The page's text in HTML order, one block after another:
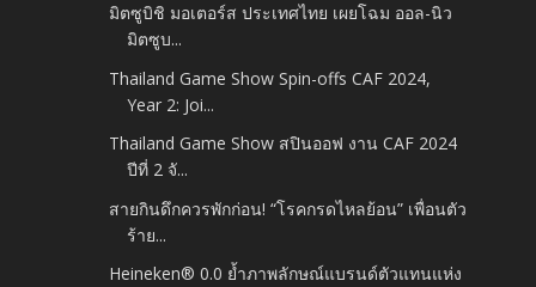
มิตซูบิชิ มอเตอร์ส ประเทศไทย เผยโฉม ออล-นิว
มิตซูบ...
Thailand Game Show Spin-offs CAF 2024,
Year 2: Joi...
Thailand Game Show สปินออฟ งาน CAF 2024
ปีที่ 2 จั...
สายกินดึกควรพักก่อน! “โรคกรดไหลย้อน” เพื่อนตัว
ร้าย...
Heineken® 0.0 ย้ำภาพลักษณ์แบรนด์ตัวแทนแห่ง